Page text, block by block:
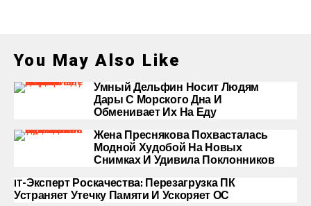
You May Also Like
Умный Дельфин Носит Людям
Дары С Морского Дна И
Обменивает Их На Еду
Жена Преснякова Похвасталась
Модной Худобой На Новых
Снимках И Удивила Поклонников
IT-Эксперт Роскачества: Перезагрузка ПК
Устраняет Утечку Памяти И Ускоряет ОС